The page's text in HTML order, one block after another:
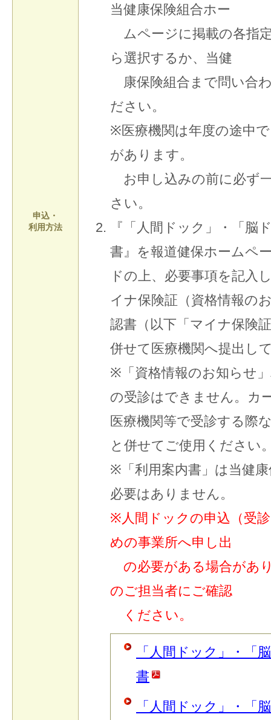
申込・
利用方法
当健康保険組合ホー
ムページに掲載の各指
ら選択するか、当健
康保険組合まで問い合
ださい。
※医療機関は年度の途中
があります。
お申し込みの前に必ず
さい。
『「人間ドック」・「脳
書』を報道健保ホームペ
ドの上、必要事項を記入
イナ保険証（資格情報の
認書（以下「マイナ保険
併せて医療機関へ提出し
※「資格情報のお知らせ
の受診はできません。カ
医療機関等で受診する際
と併せてご使用ください
※「利用案内書」は当健
必要はありません。
※人間ドックの申込（受
めの事業所へ申し出
の必要がある場合があ
のご担当者にご確認
ください。
「人間ドック」・「
書
「人間ドック」・「